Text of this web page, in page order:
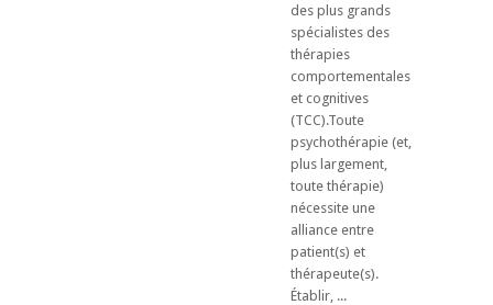
des plus grands
spécialistes des
thérapies
comportementales
et cognitives
(TCC).Toute
psychothérapie (et,
plus largement,
toute thérapie)
nécessite une
alliance entre
patient(s) et
thérapeute(s).
Établir, ...